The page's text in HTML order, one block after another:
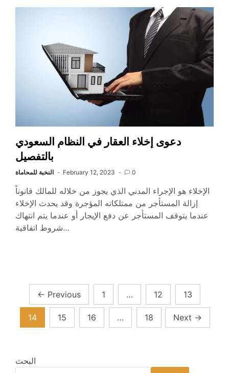
دعوى إخلاء العقار في النظام السعودي
بالتفصيل
النخبة للمحاماة February 12, 2023 0
الإخلاء هو الإجراء المدني الذي يجوز من خلاله للمالك قانوناً
إزالة المستأجر من ممتلكاته المؤجرة وقد يحدث الإخلاء
عندما يتوقف المستأجر عن دفع الإيجار أو عندما يتم انتهاك
شروط اتفاقية…
Posts
pagination
← Previous 1 … 12 13
14 15 16 … 18 Next →
البحث